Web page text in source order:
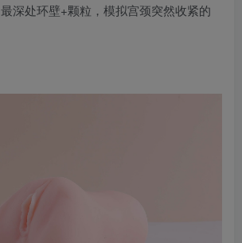
最深处环壁+颗粒，模拟宫颈突然收紧的